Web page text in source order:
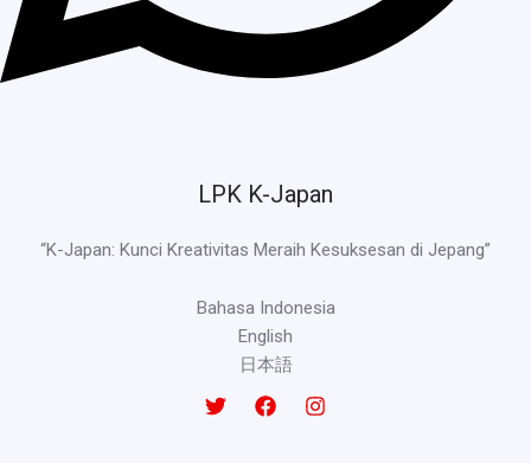
LPK K-Japan
“K-Japan: Kunci Kreativitas Meraih Kesuksesan di Jepang”
Bahasa Indonesia
English
日本語